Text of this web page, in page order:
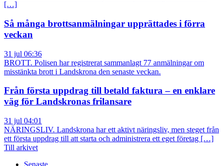
[…]
Så många brottsanmälningar upprättades i förra
veckan
31 jul 06:36
BROTT. Polisen har registrerat sammanlagt 77 anmälningar om
misstänkta brott i Landskrona den senaste veckan.
Från första uppdrag till betald faktura – en enklare
väg för Landskronas frilansare
31 jul 04:01
NÄRINGSLIV. Landskrona har ett aktivt näringsliv, men steget från
ett första uppdrag till att starta och administrera ett eget företag […]
Till arkivet